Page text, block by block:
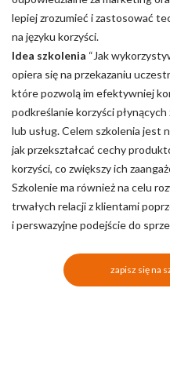
lepiej zrozumieć i zastosować
na języku korzyści.
Idea szkolenia “Jak
opiera się na przekazaniu
które pozwolą im efektywniej
podkreślanie korzyści
lub usług. Celem szkolenia jest
jak przekształcać cechy
korzyści, co zwiększy ich
Szkolenie ma również na celu
trwałych relacji z klientami
i perswazyjne podejście do
zapisz się na